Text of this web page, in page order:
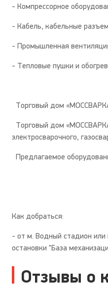
- Компрессорное
- Кабель, кабельные
- Промышленная
- Тепловые пушки и
Торговый дом
Торговый дом
электросварочного,
Предлагаемое
Как добраться:
- от м. Водный стадион
остановки "База
Отзывы о